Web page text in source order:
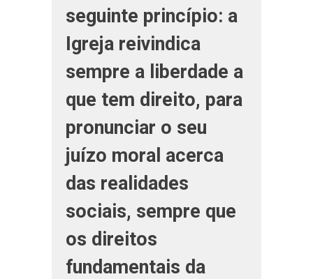
seguinte princípio: a
Igreja reivindica
sempre a liberdade a
que tem direito, para
pronunciar o seu
juízo moral acerca
das realidades
sociais, sempre que
os direitos
fundamentais da